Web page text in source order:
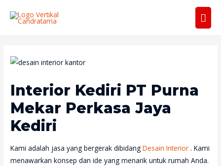
Interior Kediri PT Purna
Mekar Perkasa Jaya
Kediri
Kami adalah jasa yang bergerak dibidangDesain Interior . Kami
menawarkan konsep dan ide yang menarik untuk rumah Anda.